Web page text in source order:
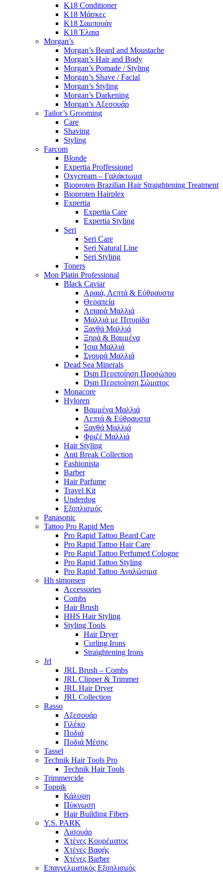
K18 Conditioner
K18 Μάσκες
K18 Σαμπουάν
K18 Έλαια
Morgan’s
Morgan’s Beard and Moustache
Morgan’s Hair and Body
Morgan’s Pomade / Styling
Morgan’s Shave / Facial
Morgan’s Styling
Morgan’s Darkening
Morgan’s Αξεσουάρ
Tailor’s Grooming
Care
Shaving
Styling
Farcom
Blonde
Expertia Proffessionel
Oxycream – Γαλάκτωμα
Bioproten Brazilian Hair Straightening Treatment
Bioproten Hairplex
Expertia
Expertia Care
Expertia Styling
Seri
Seri Care
Seri Natural Line
Seri Styling
Toners
Mon Platin Professional
Black Caviar
Αραιά, Λεπτά & Εύθραυστα
Θεραπεία
Λιπαρά Μαλλιά
Μαλλιά με Πιτυρίδα
Ξανθά Μαλλιά
Ξηρά & Βαμμένα
Ίσια Μαλλιά
Σγουρά Μαλλιά
Dead Sea Minerals
Dsm Περιποίηση Προσώπου
Dsm Περιποίηση Σώματος
Monacore
Hyloren
Βαμμένα Μαλλιά
Λεπτά & Εύθραυστα
Ξανθά Μαλλιά
Φριζέ Μαλλιά
Hair Styling
Anti Break Collection
Fashionista
Barber
Hair Parfume
Travel Kit
Underdog
Εξοπλισμός
Panasonic
Tattoo Pro Rapid Men
Pro Rapid Tattoo Beard Care
Pro Rapid Tattoo Hair Care
Pro Rapid Tattoo Perfumed Cologne
Pro Rapid Tattoo Styling
Pro Rapid Tattoo Αναλώσιμα
Hh simonsen
Accessories
Combs
Hair Brush
HHS Hair Styling
Styling Tools
Hair Dryer
Curling Irons
Straightening Irons
Jrl
JRL Brush – Combs
JRL Clipper & Trimmer
JRL Hair Dryer
JRL Collection
Rasso
Αξεσουάρ
Γιλέκο
Ποδιά
Ποδιά Μέσης
Tassel
Technik Hair Tools Pro
Technik Hair Tools
Trimmercide
Toppik
Κάλυψη
Πύκνωση
Hair Building Fibers
Y.S. PARK
Λισουάρ
Χτένες Κουρέματος
Χτένες Βαφής
Χτένες Barber
Επαγγελματικός Εξοπλισμός